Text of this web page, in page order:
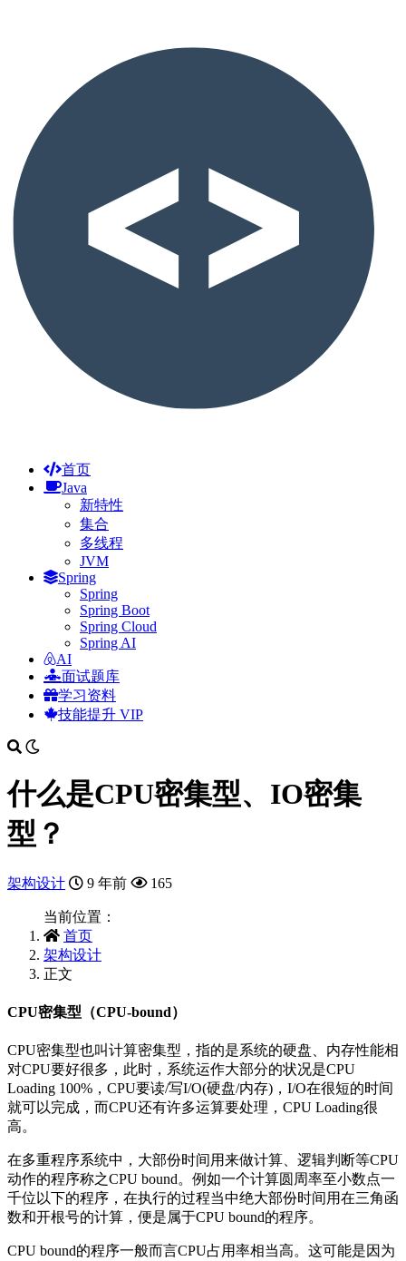
首页
Java
新特性
集合
多线程
JVM
Spring
Spring
Spring Boot
Spring Cloud
Spring AI
AI
面试题库
学习资料
技能提升 VIP
什么是CPU密集型、IO密集
型？
架构设计 9 年前 165
当前位置：
首页
架构设计
正文
CPU密集型（CPU-bound）
CPU密集型也叫计算密集型，指的是系统的硬盘、内存性能相
对CPU要好很多，此时，系统运作大部分的状况是CPU
Loading 100%，CPU要读/写I/O(硬盘/内存)，I/O在很短的时间
就可以完成，而CPU还有许多运算要处理，CPU Loading很
高。
在多重程序系统中，大部份时间用来做计算、逻辑判断等CPU
动作的程序称之CPU bound。例如一个计算圆周率至小数点一
千位以下的程序，在执行的过程当中绝大部份时间用在三角函
数和开根号的计算，便是属于CPU bound的程序。
CPU bound的程序一般而言CPU占用率相当高。这可能是因为